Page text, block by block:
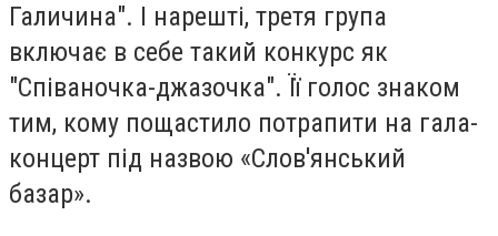
Галичина". І нарешті, третя група
включає в себе такий конкурс як
"Співаночка-джазочка". Її голос знаком
тим, кому пощастило потрапити на гала-
концерт під назвою «Слов'янський
базар».